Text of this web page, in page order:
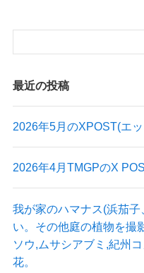
最近の投稿
2026年5月のXPOST(エ
2026年4月TMGPのX
我が家のハマナス(浜茄
い。その他庭の植物を撮
ソウ,ムサシアブミ,紀州
花。